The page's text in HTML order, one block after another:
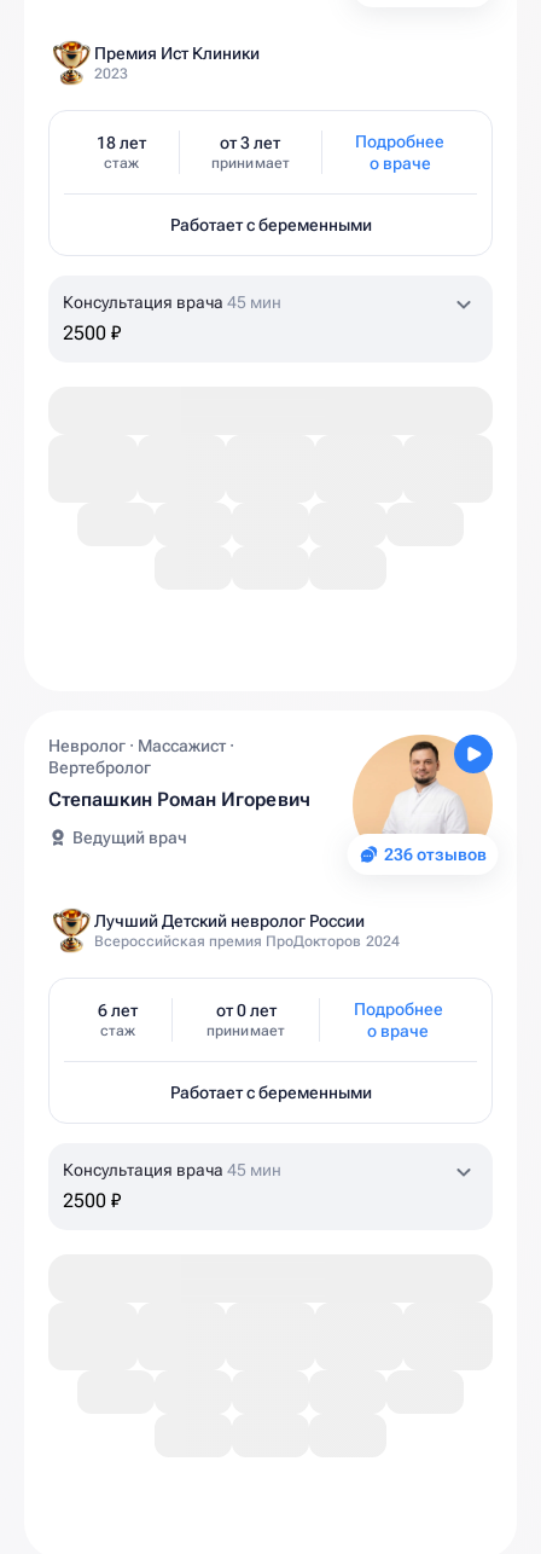
Премия Ист Клиники
2023
18 лет
стаж
от 3 лет
принимает
Подробнее
о враче
Работает с беременными
Консультация врача 45 мин
2500 ₽
236 отзывов
Невролог · Массажист ·
Вертебролог
Степашкин Роман Игоревич
Ведущий врач
Лучший Детский невролог России
Всероссийская премия ПроДокторов 2024
6 лет
стаж
от 0 лет
принимает
Подробнее
о враче
Работает с беременными
Консультация врача 45 мин
2500 ₽